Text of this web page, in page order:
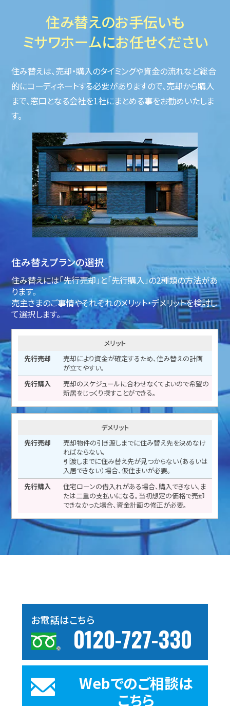
住み替えのお手伝いも
ミサワホームにお任せください
住み替えは、売却・購入のタイミングや資金の流れなど総合
的にコーディネートする必要がありますので、売却から購入
まで、窓口となる会社を1社にまとめる事をお勧めいたしま
す。
住み替えプランの選択
住み替えには「先行売却」と「先行購入」の2種類の方法があ
ります。
売主さまのご事情やそれぞれのメリット・デメリットを検討し
て選択します。
行
却
購
メリット
売却により資金が確定するため、住み替えの計画
が立てやすい。
売却のスケジュールに合わせなくてよいので希望の
新居をじっくり探すことができる。
デメリット
売却物件の引き渡しまでに住み替え先を決めなけ
ればならない。
引渡しまでに住み替え先が見つからない（あるいは
入居できない）場合、仮住まいが必要。
住宅ローンの借入れがある場合、購入できない、ま
たは二重の支払いになる。当初想定の価格で売却
できなかった場合、資金計画の修正が必要。
お電話はこちら
0120-727-330
Webでのご相談は
こちら